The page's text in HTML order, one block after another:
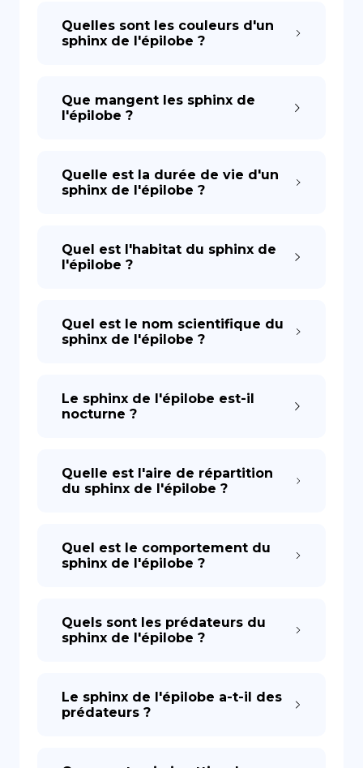
Quelles sont les couleurs d'un
sphinx de l'épilobe ?
Que mangent les sphinx de
l'épilobe ?
Quelle est la durée de vie d'un
sphinx de l'épilobe ?
Quel est l'habitat du sphinx de
l'épilobe ?
Quel est le nom scientifique du
sphinx de l'épilobe ?
Le sphinx de l'épilobe est-il
nocturne ?
Quelle est l'aire de répartition
du sphinx de l'épilobe ?
Quel est le comportement du
sphinx de l'épilobe ?
Quels sont les prédateurs du
sphinx de l'épilobe ?
Le sphinx de l'épilobe a-t-il des
prédateurs ?